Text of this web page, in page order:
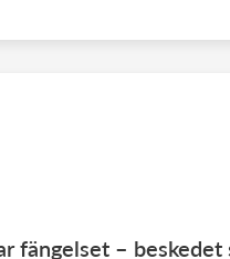
fängelset – beskedet